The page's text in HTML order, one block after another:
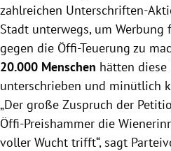
zahlreichen Unterschriften-
Stadt unterwegs, um
gegen die Öffi-Teuerung zu
20.000 Menschen hätten diese
unterschrieben und minütlich
„Der große Zuspruch der
Öffi-Preishammer die
voller Wucht trifft“, sagt